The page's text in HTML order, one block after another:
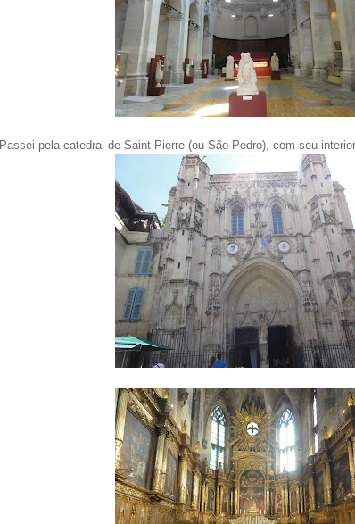
Passei pela catedral de Saint Pierre (ou São Pedro), com seu